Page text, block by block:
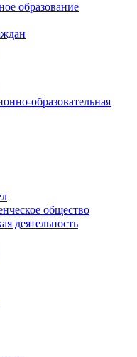
образование
образовательная
общество
деятельность